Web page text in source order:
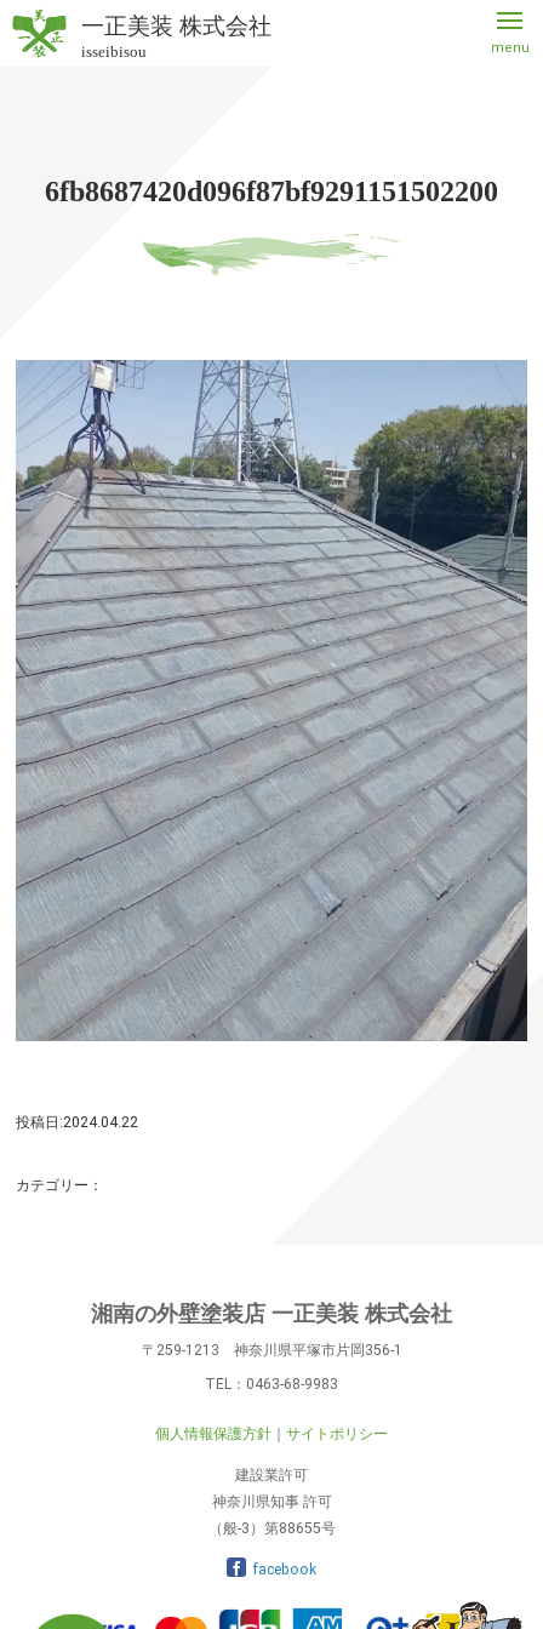
一正美装 株式会社
isseibisou menu
6fb8687420d096f87bf9291151502200
投稿日:2024.04.22
カテゴリー：
湘南の外壁塗装店 一正美装 株式会社
〒259-1213 神奈川県平塚市片岡356-1
TEL： 0463-68-9983
個人情報保護方針 サイトポリシー
建設業許可
神奈川県知事 許可
（般-3）第88655号
facebook